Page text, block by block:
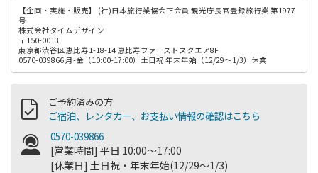
【企画・実施・販売】
(社)日本旅行業協会正会員 観光庁長官登録旅行業 第1977
号
株式会社タイムデザイン
〒150-0013
東京都渋谷区恵比寿1-18-14 恵比寿ファーストスクエア8F
0570-039866 月-金（10:00-17:00）土日祝 年末年始（12/29～1/3）休業
ご予約済みの方
ご宿泊、レンタカー、お支払い情報の確認はこちら
0570-039866
[営業時間] 平日 10:00～17:00
[休業日] 土日祝・年末年始(12/29～1/3)